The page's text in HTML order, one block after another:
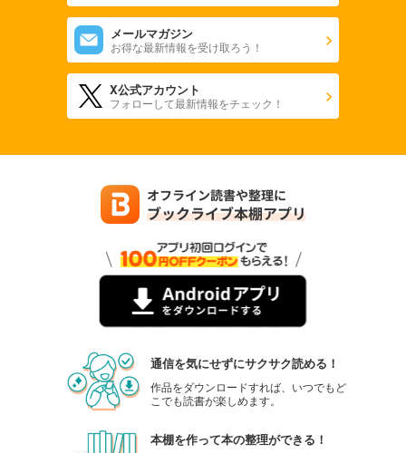
メールマガジン
お得な最新情報を受け取ろう！
X公式アカウント
フォローして最新情報をチェック！
通信を気にせずにサクサク読める！
作品をダウンロードすれば、いつでもど
こでも読書が楽しめます。
本棚を作って本の整理ができる！